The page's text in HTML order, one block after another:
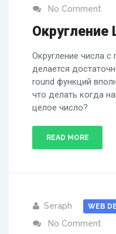
No Comment
Округление
Округление числа
делается
round функций
что делать когда
целое число?
READ MORE
Seraph WEB
No Comment